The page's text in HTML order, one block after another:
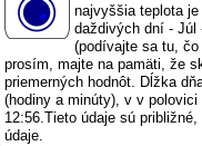
najvyššia teplota
daždivých dní - Júl
(podívajte sa tu,
prosím, majte na pamäti, že
priemerných hodnôt. Dĺžka
(hodiny a minúty), v v
12:56.Tieto údaje sú
údaje.